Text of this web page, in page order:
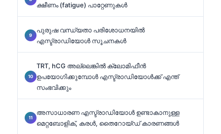
ക്ഷീണം (fatigue) പാറ്റേണുകൾ
പുരുഷ വന്ധ്യതാ പരിശോധനയിൽ
എസ്ട്രാഡിയോൾ സൂചനകൾ
TRT, hCG അല്ലെങ്കിൽ ക്ലോമിഫീൻ
ഉപയോഗിക്കുമ്പോൾ എസ്ട്രാഡിയോൾക്ക് എന്ത്
സംഭവിക്കും
അസാധാരണ എസ്ട്രാഡിയോൾ ഉണ്ടാകാനുള്ള
മെറ്റബോളിക്, കരൾ, തൈറോയ്ഡ് കാരണങ്ങൾ